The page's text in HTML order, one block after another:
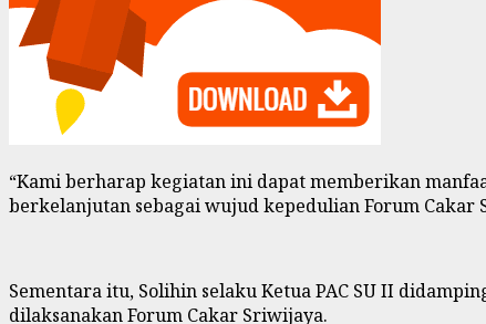
“Kami berharap kegiatan ini dapat memberikan
berkelanjutan sebagai wujud kepedulian Forum Cakar
Sementara itu, Solihin selaku Ketua PAC SU II
dilaksanakan Forum Cakar Sriwijaya.